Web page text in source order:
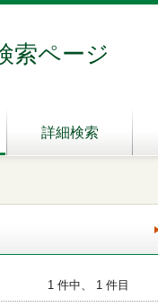
索ページ
詳細検索
1 件中、 1 件目